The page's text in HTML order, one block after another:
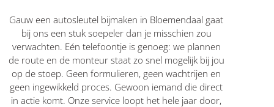
Gauw een autosleutel bijmaken in Bloemendaal gaat
bij ons een stuk soepeler dan je misschien zou
verwachten. Eén telefoontje is genoeg: we plannen
de route en de monteur staat zo snel mogelijk bij jou
op de stoep. Geen formulieren, geen wachtrijen en
geen ingewikkeld proces. Gewoon iemand die direct
in actie komt. Onze service loopt het hele jaar door,